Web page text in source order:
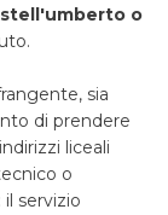
o
sia
di prendere
liceali
o
servizio